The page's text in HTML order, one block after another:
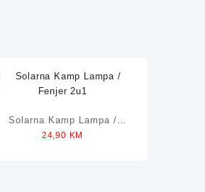
Solarna Kamp Lampa /
Fenjer 2u1
24,90 KM